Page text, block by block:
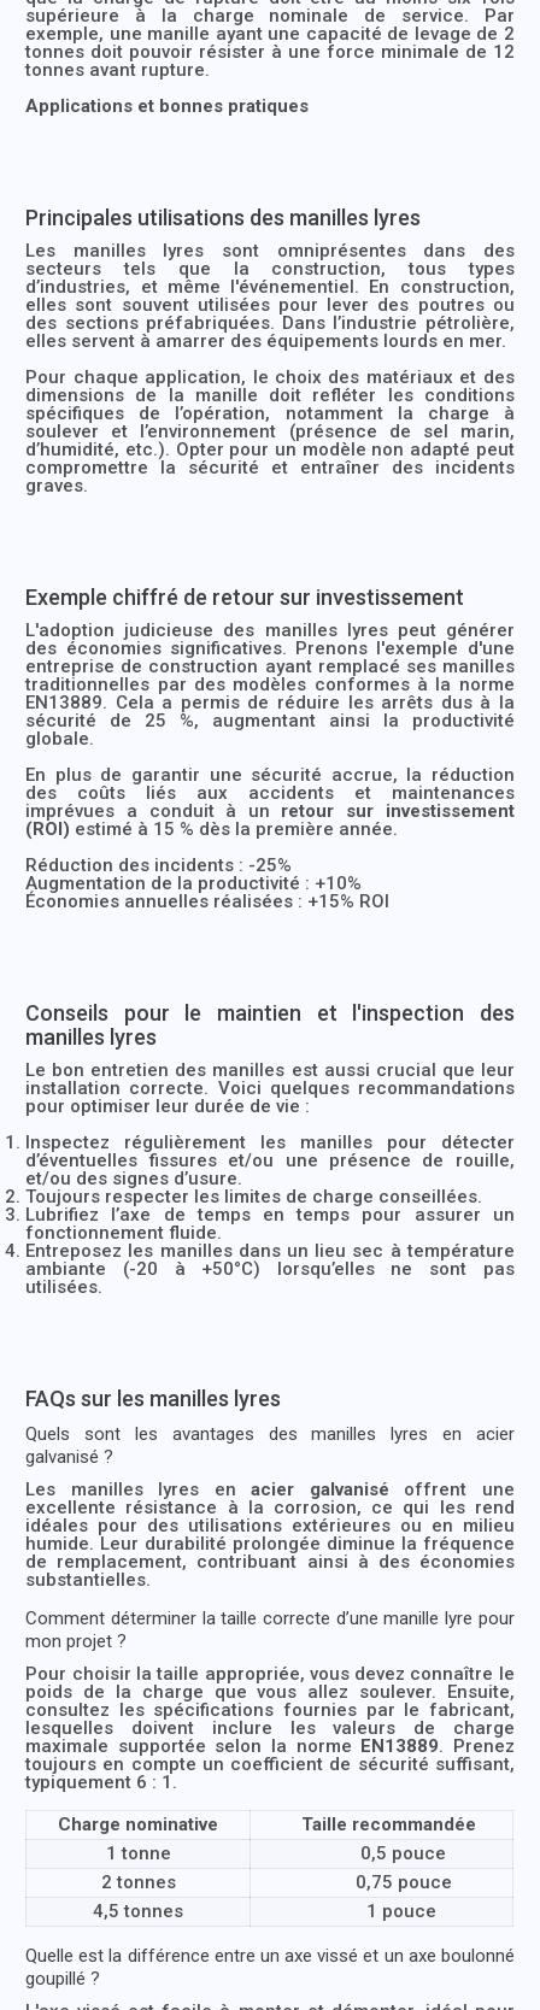
supérieure à la charge nominale de service. Par
exemple, une manille ayant une capacité de levage de 2
tonnes doit pouvoir résister à une force minimale de 12
tonnes avant rupture.
Applications et bonnes pratiques
Principales utilisations des manilles lyres
Les manilles lyres sont omniprésentes dans des
secteurs tels que la construction, tous types
d’industries, et même l'événementiel. En construction,
elles sont souvent utilisées pour lever des poutres ou
des sections préfabriquées. Dans l’industrie pétrolière,
elles servent à amarrer des équipements lourds en mer.
Pour chaque application, le choix des matériaux et des
dimensions de la manille doit refléter les conditions
spécifiques de l’opération, notamment la charge à
soulever et l’environnement (présence de sel marin,
d’humidité, etc.). Opter pour un modèle non adapté peut
compromettre la sécurité et entraîner des incidents
graves.
Exemple chiffré de retour sur investissement
L'adoption judicieuse des manilles lyres peut générer
des économies significatives. Prenons l'exemple d'une
entreprise de construction ayant remplacé ses manilles
traditionnelles par des modèles conformes à la norme
EN13889. Cela a permis de réduire les arrêts dus à la
sécurité de 25 %, augmentant ainsi la productivité
globale.
En plus de garantir une sécurité accrue, la réduction
des coûts liés aux accidents et maintenances
imprévues a conduit à un retour sur investissement
(ROI) estimé à 15 % dès la première année.
Réduction des incidents : -25%
Augmentation de la productivité : +10%
Économies annuelles réalisées : +15% ROI
Conseils pour le maintien et l'inspection des
manilles lyres
Le bon entretien des manilles est aussi crucial que leur
installation correcte. Voici quelques recommandations
pour optimiser leur durée de vie :
Inspectez régulièrement les manilles pour détecter
d’éventuelles fissures et/ou une présence de rouille,
et/ou des signes d’usure.
Toujours respecter les limites de charge conseillées.
Lubrifiez l’axe de temps en temps pour assurer un
fonctionnement fluide.
Entreposez les manilles dans un lieu sec à température
ambiante (-20 à +50°C) lorsqu’elles ne sont pas
utilisées.
FAQs sur les manilles lyres
Quels sont les avantages des manilles lyres en acier
galvanisé ?
Les manilles lyres enacier galvanisé offrent une
excellente résistance à la corrosion, ce qui les rend
idéales pour des utilisations extérieures ou en milieu
humide. Leur durabilité prolongée diminue la fréquence
de remplacement, contribuant ainsi à des économies
substantielles.
Comment déterminer la taille correcte d’une manille lyre pour
mon projet ?
Pour choisir la taille appropriée, vous devez connaître le
poids de la charge que vous allez soulever. Ensuite,
consultez les spécifications fournies par le fabricant,
lesquelles doivent inclure les valeurs de charge
maximale supportée selon la norme EN13889. Prenez
toujours en compte un coefficient de sécurité suffisant,
typiquement 6 : 1.
Charge nominative
Taille recommandée
1 tonne
0,5 pouce
2 tonnes
0,75 pouce
4,5 tonnes
1 pouce
Quelle est la différence entre un axe vissé et un axe boulonné
goupillé ?